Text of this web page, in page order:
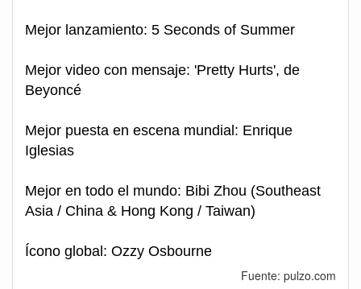
Mejor lanzamiento: 5 Seconds of Summer
Mejor video con mensaje: 'Pretty Hurts', de
Beyoncé
Mejor puesta en escena mundial: Enrique
Iglesias
Mejor en todo el mundo: Bibi Zhou (Southeast
Asia / China & Hong Kong / Taiwan)
Ícono global: Ozzy Osbourne
Fuente: pulzo.com